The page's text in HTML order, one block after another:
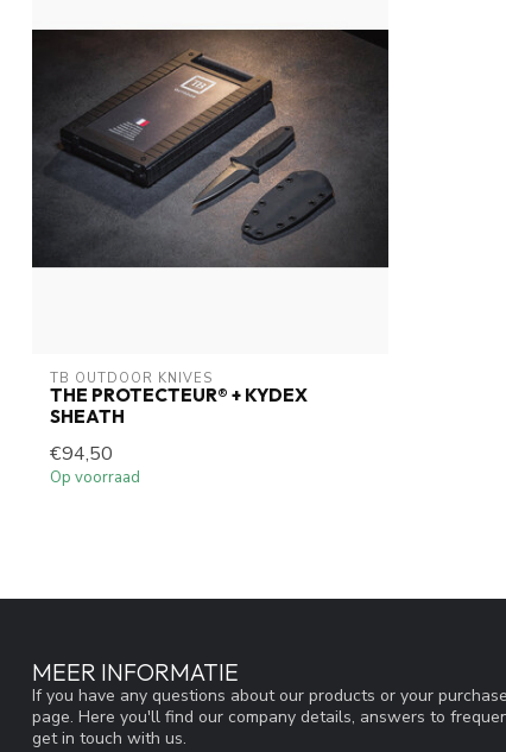
TB OUTDOOR KNIVES
THE PROTECTEUR® + KYDEX
SHEATH
€94,50
Op voorraad
MEER INFORMATIE
If you have any questions about our products or your
page. Here you'll find our company details, answers to
get in touch with us.